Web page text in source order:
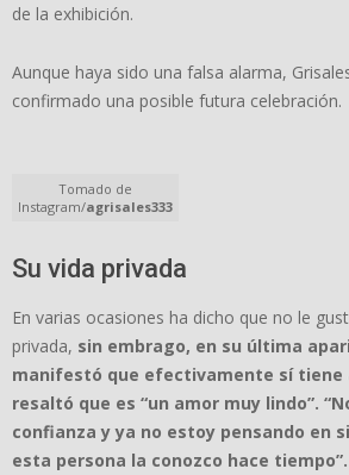
de la exhibición.
Aunque haya sido una falsa alarma,
confirmado una posible futura celebración.
Tomado de
Instagram/agrisales333
Su vida privada
En varias ocasiones ha dicho que no le
privada, sin embrago, en su última
manifestó que efectivamente sí tiene
resaltó que es “un amor muy lindo”.
confianza y ya no estoy pensando en
esta persona la conozco hace tiempo”.